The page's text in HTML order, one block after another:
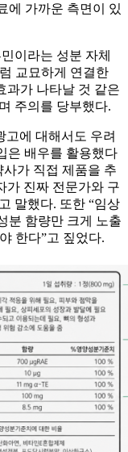
에 가까운 측면이 있
이라는 성분 자체
교묘하게 연결한
과가 나타날 것 같은
주의를 당부했다.
고에 대해서도 우려
은 배우를 활용했다
가 직접 제품을 추
가 진짜 전문가와 구
말했다. 또한 “임상
분 함량만 크게 노출
한다”고 짚었다.